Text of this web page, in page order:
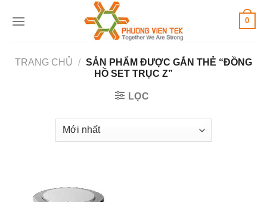
0
TRANG CHỦ / SẢN PHẨM ĐƯỢC GẮN THẺ “ĐỒNG
HỒ SET TRỤC Z”
LỌC